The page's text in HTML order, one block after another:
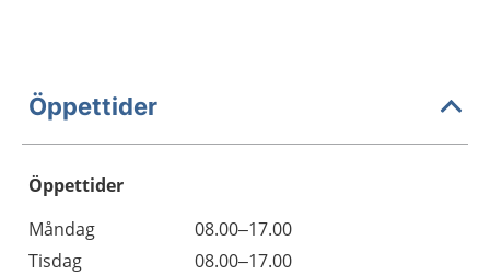
Öppettider
Öppettider
Dag
Öppettider
Kommentarer
Måndag
08.00–17.00
Tisdag
08.00–17.00